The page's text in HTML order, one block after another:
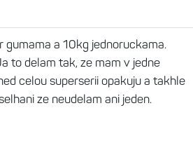
gumama a 10kg jednoruckama.
to delam tak, ze mam v jedne
celou superserii opakuju a takhle
ze neudelam ani jeden.